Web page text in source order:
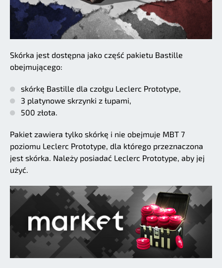
Skórka jest dostępna jako część pakietu Bastille
obejmującego:
skórkę Bastille dla czołgu Leclerc Prototype,
3 platynowe skrzynki z łupami,
500 złota.
Pakiet zawiera tylko skórkę i nie obejmuje MBT 7
poziomu Leclerc Prototype, dla którego przeznaczona
jest skórka. Należy posiadać Leclerc Prototype, aby jej
użyć.